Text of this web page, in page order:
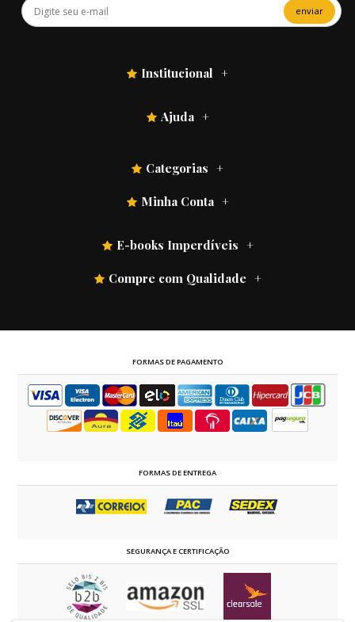
enviar
Institucional
Ajuda
Categorias
Minha Conta
E-books Imperdíveis
Compre com Qualidade
FORMAS DE PAGAMENTO
FORMAS DE ENTREGA
SEGURANÇA E CERTIFICAÇÃO